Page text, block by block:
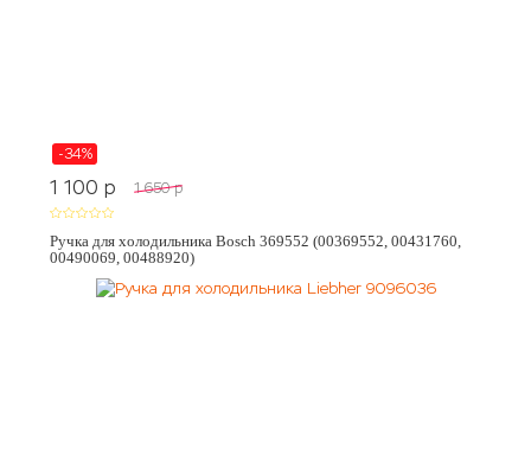
-34%
1 100 p 1 650 p
Ручка для холодильника Bosch 369552 (00369552, 00431760,
00490069, 00488920)